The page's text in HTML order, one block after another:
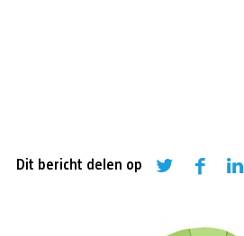
Dit bericht delen op